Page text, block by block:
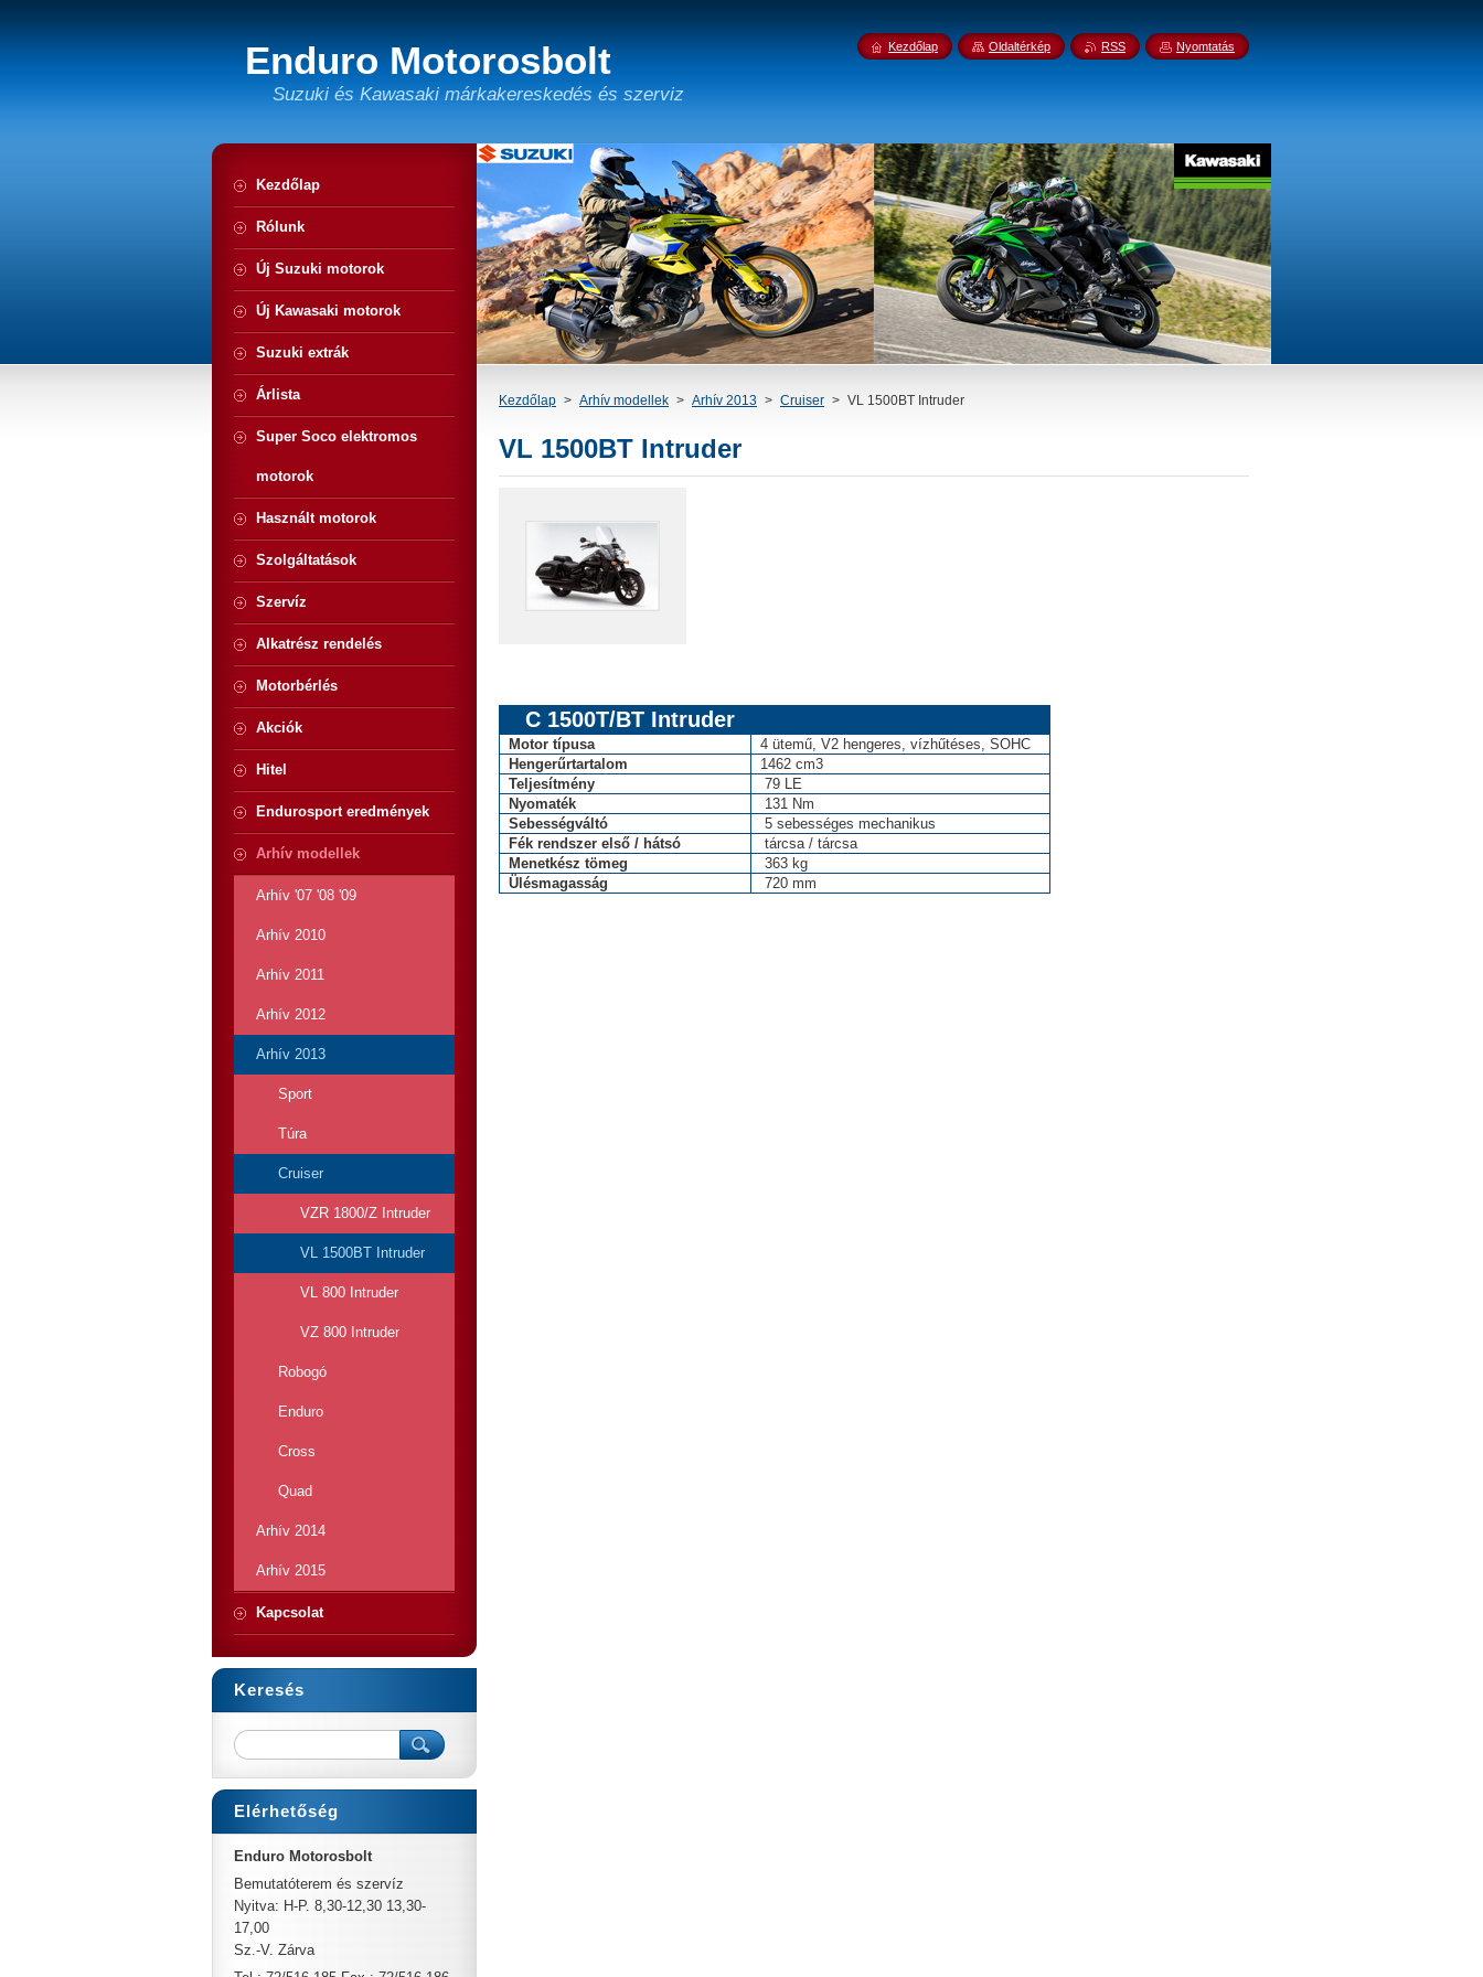
Enduro Motorosbolt
Suzuki és Kawasaki márkakereskedés és szerviz
Kezdőlap > Arhív modellek > Arhív 2013 > Cruiser > VL 1500BT Intruder
VL 1500BT Intruder
C 1500T/BT Intruder
Motor típusa
4 ütemű, V2 hengeres, vízhűtéses, SOHC
Hengerűrtartalom
1462 cm3
Teljesítmény
79 LE
Nyomaték
131 Nm
Sebességváltó
5 sebességes mechanikus
Fék rendszer első / hátsó
tárcsa / tárcsa
Menetkész tömeg
363 kg
Ülésmagasság
720 mm
Kezdőlap
Rólunk
Új Suzuki motorok
Új Kawasaki motorok
Suzuki extrák
Árlista
Super Soco elektromos
motorok
Használt motorok
Szolgáltatások
Szervíz
Alkatrész rendelés
Motorbérlés
Akciók
Hitel
Endurosport eredmények
Arhív modellek
Arhív '07 '08 '09
Arhív 2010
Arhív 2011
Arhív 2012
Arhív 2013
Sport
Túra
Cruiser
VZR 1800/Z Intruder
VL 1500BT Intruder
VL 800 Intruder
VZ 800 Intruder
Robogó
Enduro
Cross
Quad
Arhív 2014
Arhív 2015
Kapcsolat
Keresés
Elérhetőség
Enduro Motorosbolt
Bemutatóterem és szervíz
Nyitva: H-P. 8,30-12,30 13,30-
17,00
Sz.-V. Zárva
Kezdőlap Oldaltérkép RSS Nyomtatás